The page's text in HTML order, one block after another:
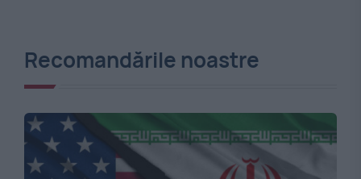
Recomandările noastre